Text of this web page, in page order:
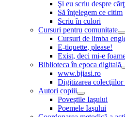
Şi eu scriu despre
Să înţelegem ce citim
Scriu în culori
Cursuri pentru comunitate
Cursuri de limba
E-tiquette, please!
Exist, deci mi-e
Biblioteca în epoca digitală
www.bjiasi.ro
Digitizarea colecţiilor
Autori copiii
Poveştile Iaşului
Poemele Iaşului